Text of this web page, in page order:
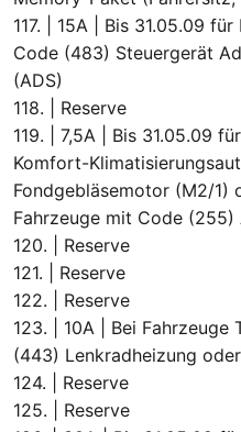
117. | 15A | Bis 31.05.09
Code (483) Steuergerät
(ADS)
118. | Reserve
119. | 7,5A | Bis 31.05.09
Komfort-
Fondgebläsemotor (M2/1)
Fahrzeuge mit Code
120. | Reserve
121. | Reserve
122. | Reserve
123. | 10A | Bei
(443) Lenkradheizung
124. | Reserve
125. | Reserve